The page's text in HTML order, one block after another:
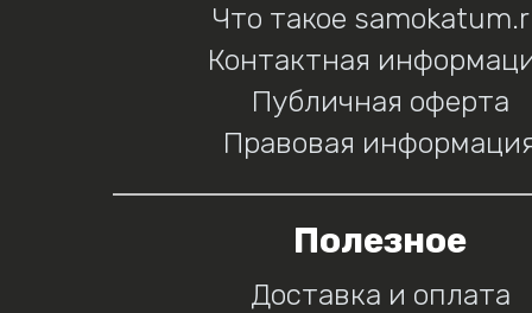
Что такое
Контактная
Публичная оферта
Правовая
Полезное
Доставка и оплата